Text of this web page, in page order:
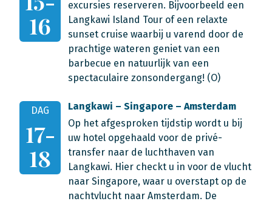
16
excursies reserveren. Bijvoorbeeld een
Langkawi Island Tour of een relaxte
sunset cruise waarbij u varend door de
prachtige wateren geniet van een
barbecue en natuurlijk van een
spectaculaire zonsondergang! (O)
DAG
17-
18
Langkawi – Singapore – Amsterdam
Op het afgesproken tijdstip wordt u bij
uw hotel opgehaald voor de privé-
transfer naar de luchthaven van
Langkawi. Hier checkt u in voor de vlucht
naar Singapore, waar u overstapt op de
nachtvlucht naar Amsterdam. De